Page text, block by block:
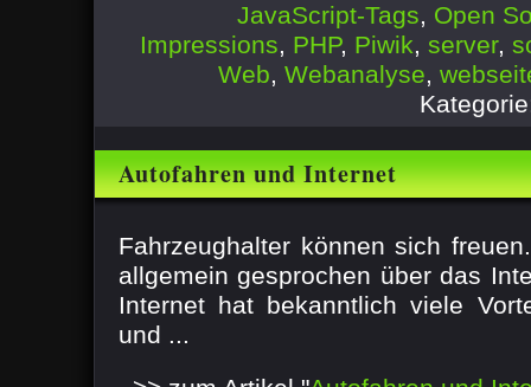
JavaScript-Tags, Open
Impressions, PHP, Piwik, server,
Web, Webanalyse,
Autofahren und Internet
Fahrzeughalter können sich
allgemein gesprochen über das
Internet hat bekanntlich viele
und ...